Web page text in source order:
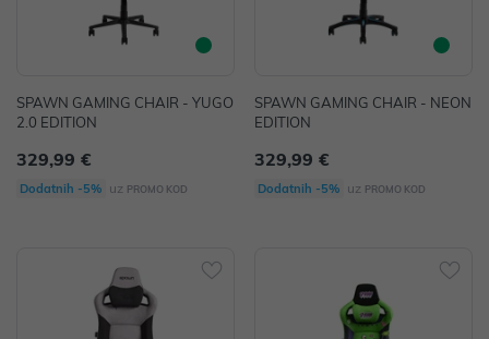
SPAWN GAMING CHAIR - YUGO
2.0 EDITION
329,99 €
Dodatnih -5% uz PROMO KOD
SPAWN GAMING CHAIR - NEON
EDITION
329,99 €
Dodatnih -5% uz PROMO KOD